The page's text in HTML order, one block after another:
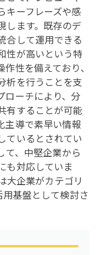
キーフレーズや感
します。既存のデ
合して運用できる
性が高いという特
性を備えており、
析を行うことを支
ローチにより、分
有することが可能
主導で素早い情報
ているとされてい
て、中堅企業から
も対応していま
大企業がカテゴリ
基盤として検討さ